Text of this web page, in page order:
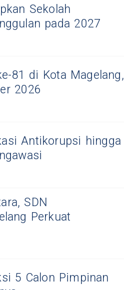
Sekolah
pada 2027
81 di Kota Magelang,
2026
Antikorupsi hingga
SDN
Perkuat
5 Calon Pimpinan